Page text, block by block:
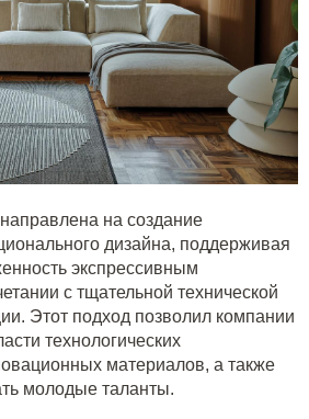
на создание
дизайна, поддерживая
экспрессивным
с тщательной технической
Этот подход позволил компании
технологических
материалов, а также
молодые таланты.